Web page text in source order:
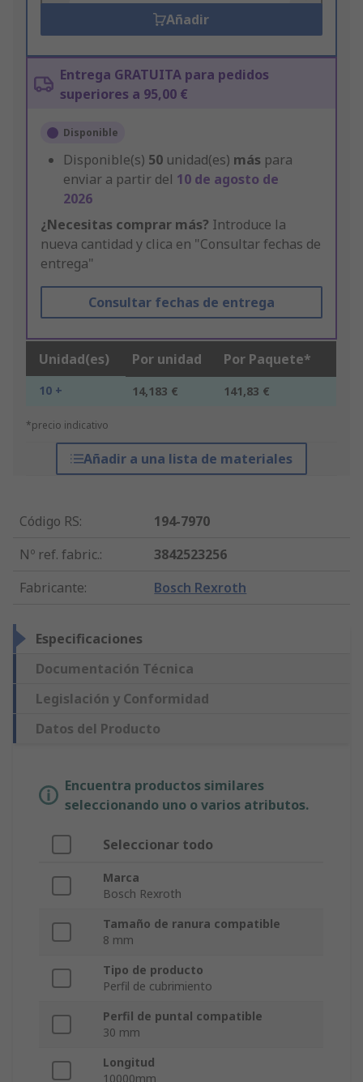
Añadir
Entrega GRATUITA para pedidos
superiores a 95,00 €
Disponible
Disponible(s) 50 unidad(es) más para
enviar a partir del 10 de agosto de
2026
¿Necesitas comprar más? Introduce la
nueva cantidad y clica en "Consultar fechas de
entrega"
Consultar fechas de entrega
Unidad(es) Por unidad Por Paquete*
10 + 14,183 € 141,83 €
*precio indicativo
Añadir a una lista de materiales
Código RS:
194-7970
Nº ref. fabric.:
3842523256
Fabricante: Bosch Rexroth
Especificaciones
Documentación Técnica
Legislación y Conformidad
Datos del Producto
Encuentra productos similares
seleccionando uno o varios atributos.
Seleccionar todo
Marca
Bosch Rexroth
Tamaño de ranura compatible
8 mm
Tipo de producto
Perfil de cubrimiento
Perfil de puntal compatible
30 mm
Longitud
10000mm